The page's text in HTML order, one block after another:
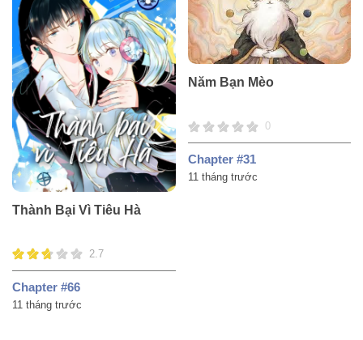
Thành Bại Vì Tiêu Hà
2.7
Chapter #66
11 tháng trước
Năm Bạn Mèo
0
Chapter #31
11 tháng trước